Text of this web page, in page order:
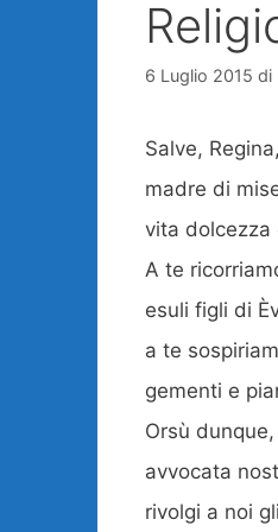
6 Luglio 2015 di
Salve, Regina,
madre di
vita dolcezza
A te
esuli figli di
a te
gementi e
Orsù dunque,
avvocata
rivolgi a noi